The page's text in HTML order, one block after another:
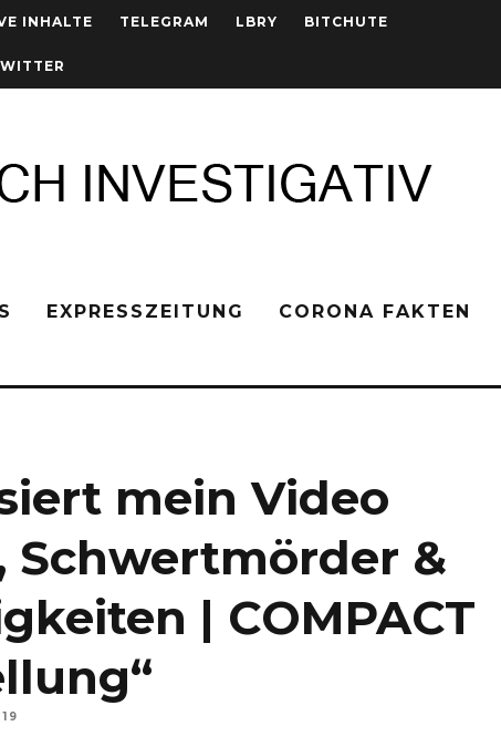
INHALTE TELEGRAM LBRY BITCHUTE
EXPRESSZEITUNG CORONA FAKTEN
mein Video
Schwertmörder &
| COMPACT